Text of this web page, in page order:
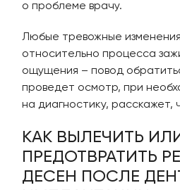
о проблеме врачу.
Любые тревожные
относительно процесса
ощущения – повод
проведет осмотр, при
на диагностику, расскажет,
КАК ВЫЛЕЧИТЬ
ПРЕДОТВРАТИТЬ
ДЕСЕН ПОСЛЕ